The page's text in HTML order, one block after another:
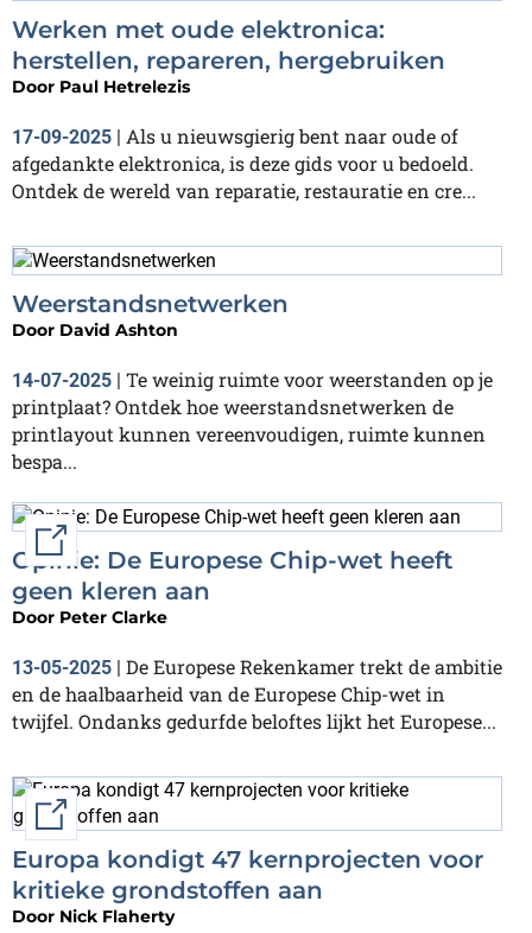
Werken met oude elektronica:
herstellen, repareren, hergebruiken
Door Paul Hetrelezis
17-09-2025
Als u nieuwsgierig bent naar oude of
afgedankte elektronica, is deze gids voor u bedoeld.
Ontdek de wereld van reparatie, restauratie en cre...
Weerstandsnetwerken
Door David Ashton
14-07-2025 | Te weinig ruimte voor weerstanden op je
printplaat? Ontdek hoe weerstandsnetwerken de
printlayout kunnen vereenvoudigen, ruimte kunnen
bespa...
Opinie: De Europese Chip-wet heeft
geen kleren aan
Door Peter Clarke
13-05-2025 | De Europese Rekenkamer trekt de ambitie
en de haalbaarheid van de Europese Chip-wet in
twijfel. Ondanks gedurfde beloftes lijkt het Europese...
External link
Europa kondigt 47 kernprojecten voor
kritieke grondstoffen aan
Door Nick Flaherty